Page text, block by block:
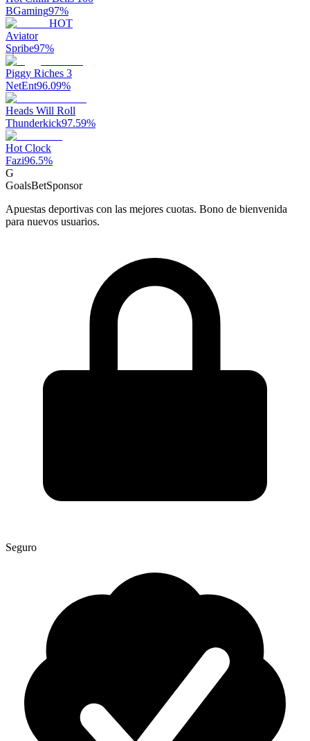
BGaming97%
HOT
Aviator
Spribe97%
Piggy Riches 3
NetEnt96.09%
Heads Will Roll
Thunderkick97.59%
Hot Clock
Fazi96.5%
G
GoalsBetSponsor
Apuestas deportivas con las mejores cuotas. Bono de bienvenida
para nuevos usuarios.
Seguro